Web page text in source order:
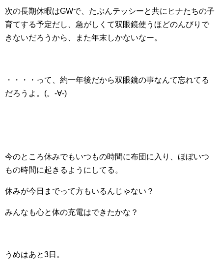
次の長期休暇はGWで、たぶんテッシーと共にヒナたちの子
育てする予定だし、急がしくて双眼鏡使うほどのんびりで
きないだろうから、また年末しかないなー。
・・・・って、約一年後だから双眼鏡の事なんて忘れてる
だろうよ。(。-∀-)
今のところ休みでもいつもの時間に布団に入り、ほぼいつ
もの時間に起きるようにしてる。
休みが今日までって方もいるんじゃない？
みんなも心と体の充電はできたかな？
うめはあと3日。